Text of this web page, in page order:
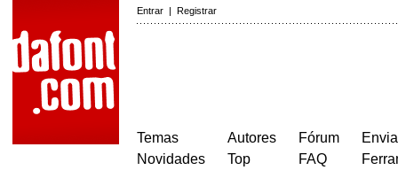
Entrar | Registrar
Temas
Novidades
Autores
Top
Fórum
FAQ